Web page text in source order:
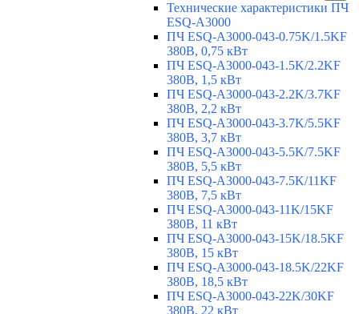
Технические характеристики ПЧ
ESQ-A3000
ПЧ ESQ-A3000-043-0.75K/1.5KF
380В, 0,75 кВт
ПЧ ESQ-A3000-043-1.5K/2.2KF
380В, 1,5 кВт
ПЧ ESQ-A3000-043-2.2K/3.7KF
380В, 2,2 кВт
ПЧ ESQ-A3000-043-3.7K/5.5KF
380В, 3,7 кВт
ПЧ ESQ-A3000-043-5.5K/7.5KF
380В, 5,5 кВт
ПЧ ESQ-A3000-043-7.5K/11KF
380В, 7,5 кВт
ПЧ ESQ-A3000-043-11K/15KF
380В, 11 кВт
ПЧ ESQ-A3000-043-15K/18.5KF
380В, 15 кВт
ПЧ ESQ-A3000-043-18.5K/22KF
380В, 18,5 кВт
ПЧ ESQ-A3000-043-22K/30KF
380В, 22 кВт